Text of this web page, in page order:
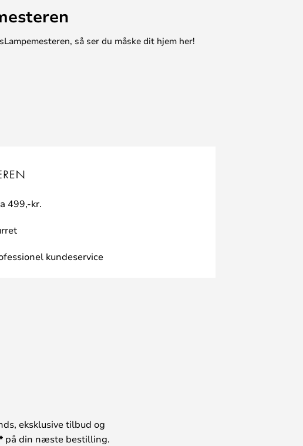
så ser du måske dit hjem her!
499,-kr.
kundeservice
eksklusive tilbud og
på din næste bestilling.